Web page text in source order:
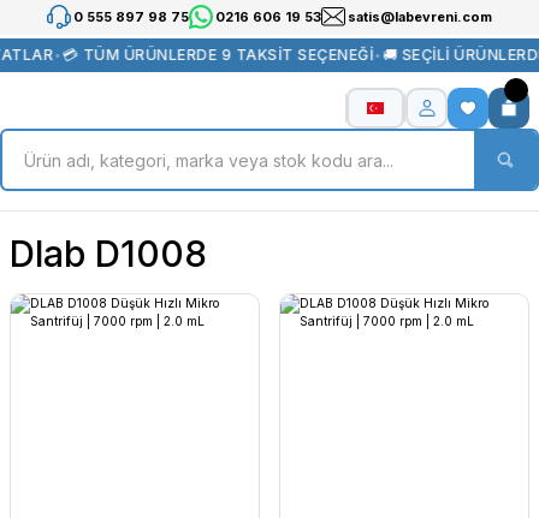
0 555 897 98 75 0216 606 19 53 satis@labevreni.com
•💳 TÜM ÜRÜNLERDE 9 TAKSİT SEÇENEĞİ•🚚 SEÇİLİ
Dlab D1008